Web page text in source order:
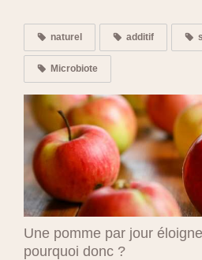
naturel additif
Microbiote
Une pomme par jour
pourquoi donc ?